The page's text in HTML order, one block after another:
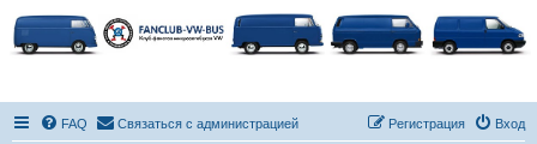
FAQ Связаться с администрацией Вход
Регистрация